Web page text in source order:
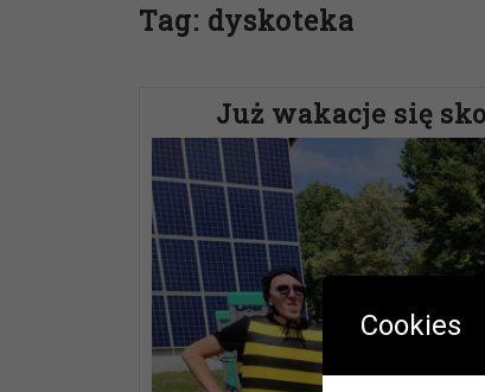
Tag: dyskoteka
Już wakacje się
Cookies